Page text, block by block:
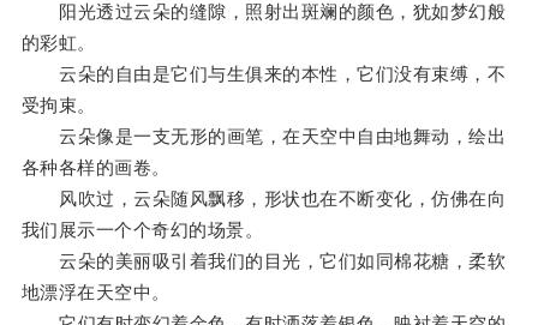
阳光透过云朵的缝隙，照射出斑斓的颜色，犹如梦幻般
的彩虹。
云朵的自由是它们与生俱来的本性，它们没有束缚，不
受拘束。
云朵像是一支无形的画笔，在天空中自由地舞动，绘出
各种各样的画卷。
风吹过，云朵随风飘移，形状也在不断变化，仿佛在向
我们展示一个个奇幻的场景。
云朵的美丽吸引着我们的目光，它们如同棉花糖，柔软
地漂浮在天空中。